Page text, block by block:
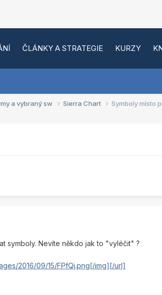
ČLÁNKY A STRATEGIE KURZY
a vybraný sw Sierra Chart Symboly místo
symboly. Nevíte někdo jak to "vyléčit" ?
2016/09/15/FPfQj.png[/img][/url]